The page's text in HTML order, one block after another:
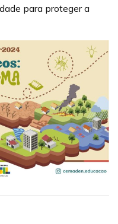
para proteger a